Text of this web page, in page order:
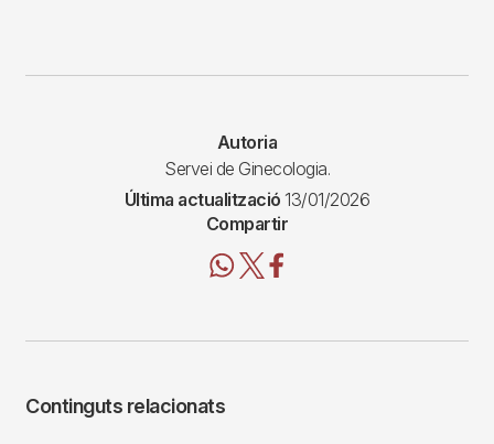
Autoria
Servei de Ginecologia.
Última actualització 13/01/2026
Compartir
Continguts relacionats